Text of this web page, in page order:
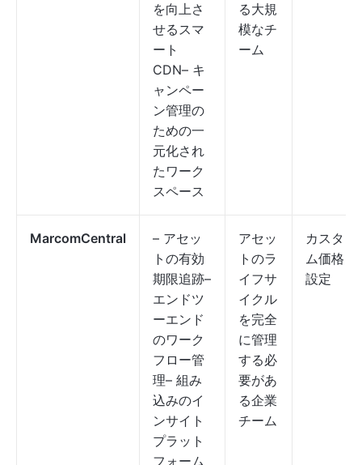
を向上さ
せるスマ
ート
CDN– キ
ャンペー
ン管理の
ための一
元化され
たワーク
スペース
る大規
模なチ
ーム
MarcomCentral
– アセッ
トの有効
期限追跡–
エンドツ
ーエンド
のワーク
フロー管
理– 組み
込みのイ
ンサイト
プラット
フォーム
アセッ
トのラ
イフサ
イクル
を完全
に管理
する必
要があ
る企業
チーム
カスタ
ム価格
設定